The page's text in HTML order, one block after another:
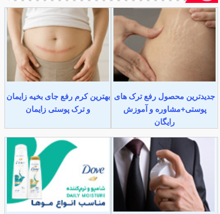
جدیدترین محصول رفع ترک های
پوستی+مشاوره و آموزش
رایگان
بهترین کرم رفع جای بخیه زایمان
و ترک پوستی زایمان